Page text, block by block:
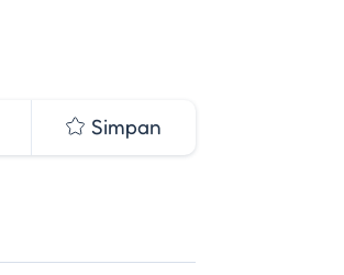
Simpan